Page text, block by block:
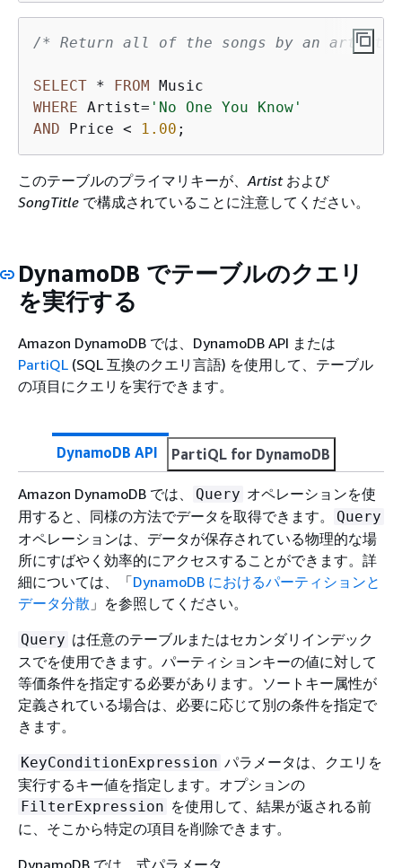
/* Return all of the songs by an
SELECT * FROM
WHERE Artist= 'No One You Know'
AND Price < 1.00 ;
このテーブルのプライマリキーが、 Artistおよび
SongTitle で構成されていることに注意してください。
DynamoDB でテーブルのクエリ
を実行する
Amazon DynamoDB では、DynamoDB API または
PartiQL (SQL 互換のクエリ言語) を使用して、テーブル
の項目にクエリを実行できます。
DynamoDB API PartiQL for DynamoDB
Amazon DynamoDB では、 Query オペレーションを使
用すると、同様の方法でデータを取得できます。
Query
オペレーションは、データが保存されている物理的な場
所にすばやく効率的にアクセスすることができます。詳
細については、「DynamoDB におけるパーティションと
データ分散 」を参照してください。
Query は任意のテーブルまたはセカンダリインデック
スでを使用できます。パーティションキーの値に対して
等価条件を指定する必要があります。ソートキー属性が
定義されている場合は、必要に応じて別の条件を指定で
きます。
KeyConditionExpression パラメータは、クエリを
実行するキー値を指定します。オプションの
FilterExpression を使用して、結果が返される前
に、そこから特定の項目を削除できます。
DynamoDB では、式パラメータ